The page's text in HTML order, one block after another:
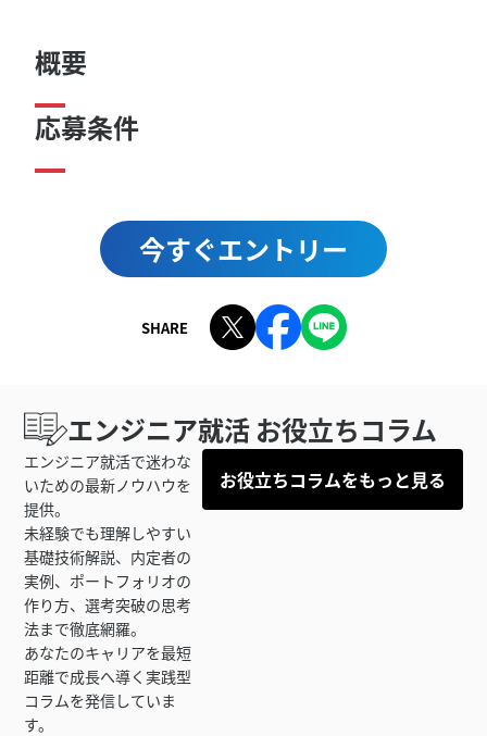
概要
応募条件
今すぐエントリー
SHARE
エンジニア就活 お役立ちコラム
エンジニア就活で迷わな
いための最新ノウハウを
提供。
未経験でも理解しやすい
基礎技術解説、内定者の
実例、ポートフォリオの
作り方、選考突破の思考
法まで徹底網羅。
あなたのキャリアを最短
距離で成長へ導く実践型
コラムを発信していま
す。
お役立ちコラムをもっと見る